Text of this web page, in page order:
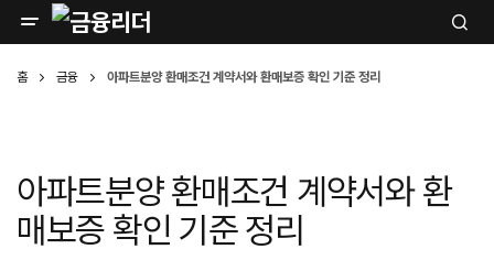
홈 금융 아파트분양 환매조건 계약서와 환매보증 확인 기준 정리
아파트분양 환매조건 계약서와 환
매보증 확인 기준 정리